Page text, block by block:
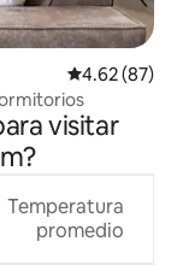
Calificación
4.62 (87)
visitar
Temperatura
promedio